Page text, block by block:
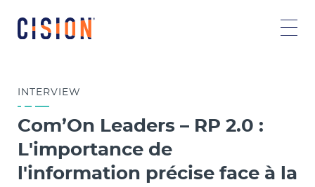
INTERVIEW
Com’On Leaders – RP 2.0 :
L'importance de
l'information précise face à la